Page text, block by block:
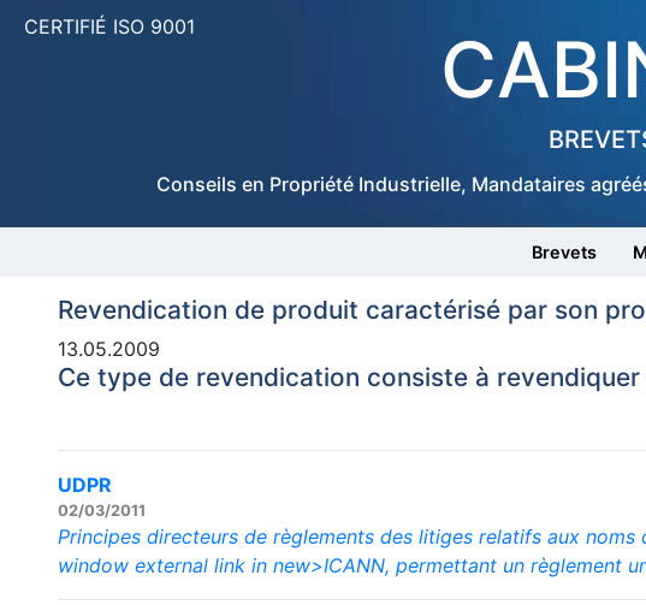
Conseils en Propriété Industrielle, Mandataires
CERTIFIÉ ISO 9001
Brevets
Revendication de produit caractérisé par son
13.05.2009
Ce type de revendication consiste à
UDPR
02/03/2011
Principes directeurs de règlements des litiges relatifs aux
window external link in new>ICANN, permettant un règlement